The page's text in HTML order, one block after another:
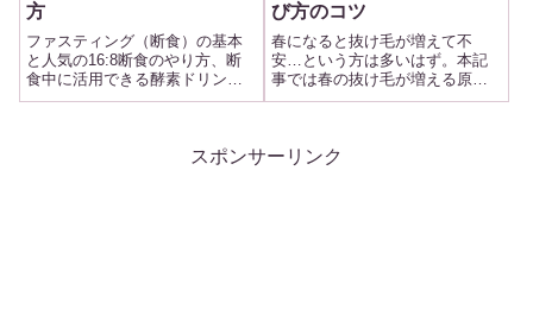
方
ファスティング（断食）の基本
と人気の16:8断食のやり方、断
食中に活用できる酵素ドリンク
の選び方・おすすめ3選を解説し
び方のコツ
春になると抜け毛が増えて不
安…という方は多いはず。本記
事では春の抜け毛が増える原因
と、女性が自宅でできる頭皮ケ
す。
スポンサーリンク